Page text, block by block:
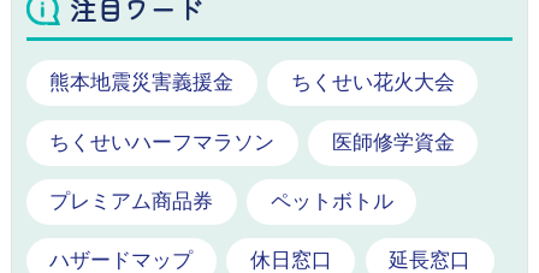
注目ワード
熊本地震災害義援金 ちくせい花火大会
ちくせいハーフマラソン 医師修学資金
プレミアム商品券 ペットボトル
ハザードマップ 休日窓口 延長窓口